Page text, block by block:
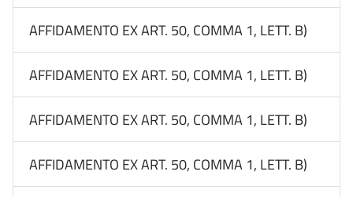
AFFIDAMENTO EX ART. 50, COMMA 1, LETT. B) DEL
AFFIDAMENTO EX ART. 50, COMMA 1, LETT. B) DEL
AFFIDAMENTO EX ART. 50, COMMA 1, LETT. B) DEL
AFFIDAMENTO EX ART. 50, COMMA 1, LETT. B) DEL